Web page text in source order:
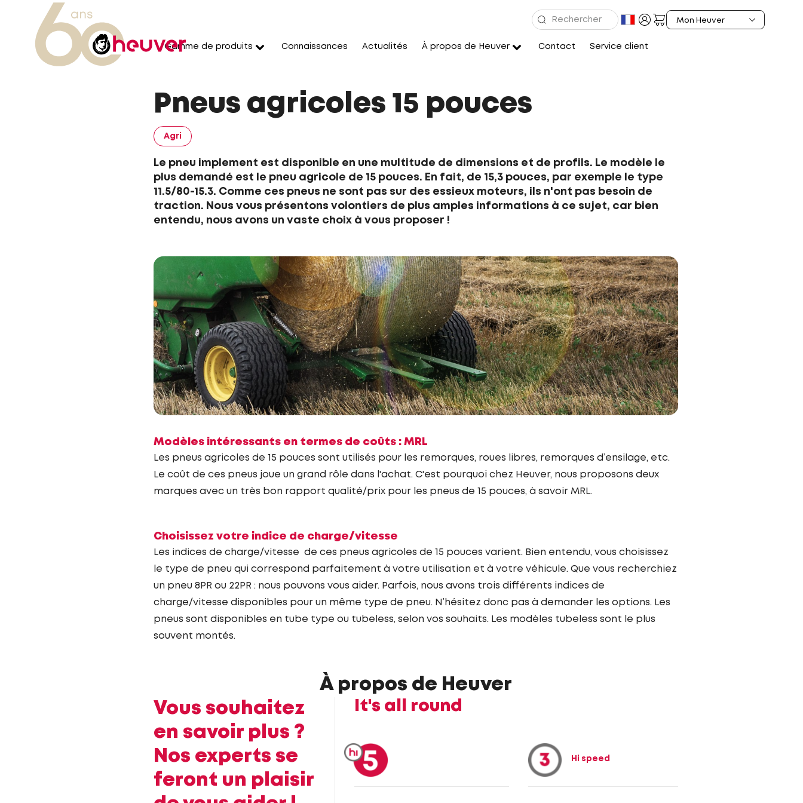
Gamme de produits Connaissances Actualités À propos de Heuver Contact Service client
Pneus agricoles 15 pouces
Agri
Le pneu implement est disponible en une multitude de dimensions et de profils. Le modèle le
plus demandé est le pneu agricole de 15 pouces. En fait, de 15,3 pouces, par exemple le type
11.5/80-15.3. Comme ces pneus ne sont pas sur des essieux moteurs, ils n'ont pas besoin de
traction. Nous vous présentons volontiers de plus amples informations à ce sujet, car bien
entendu, nous avons un vaste choix à vous proposer !
Modèles intéressants en termes de coûts : MRL
Les pneus agricoles de 15 pouces sont utilisés pour les remorques, roues libres, remorques d’ensilage, etc.
Le coût de ces pneus joue un grand rôle dans l'achat. C'est pourquoi chez Heuver, nous proposons deux
marques avec un très bon rapport qualité/prix pour les pneus de 15 pouces, à savoir MRL.
Choisissez votre indice de charge/vitesse
Les indices de charge/vitesse de ces pneus agricoles de 15 pouces varient. Bien entendu, vous choisissez
le type de pneu qui correspond parfaitement à votre utilisation et à votre véhicule. Que vous recherchiez
un pneu 8PR ou 22PR : nous pouvons vous aider. Parfois, nous avons trois différents indices de
charge/vitesse disponibles pour un même type de pneu. N’hésitez donc pas à demander les options. Les
pneus sont disponibles en tube type ou tubeless, selon vos souhaits. Les modèles tubeless sont le plus
souvent montés.
À propos de Heuver
Vous souhaitez
en savoir plus ?
Nos experts se
feront un plaisir
It's all round
Hi speed